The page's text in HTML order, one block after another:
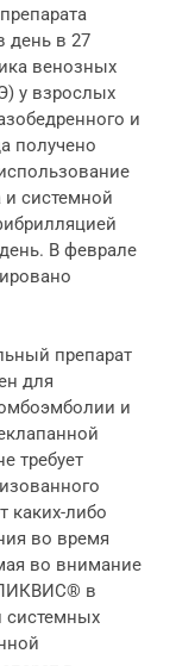
день в 27
венозных
у взрослых
и
получено
и системной
В феврале
препарат
для
и
требует
каких-либо
во время
во внимание
в
системных